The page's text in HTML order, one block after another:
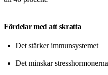
Fördelar med att skratta
Det stärker immunsystemet
Det minskar stresshormonerna